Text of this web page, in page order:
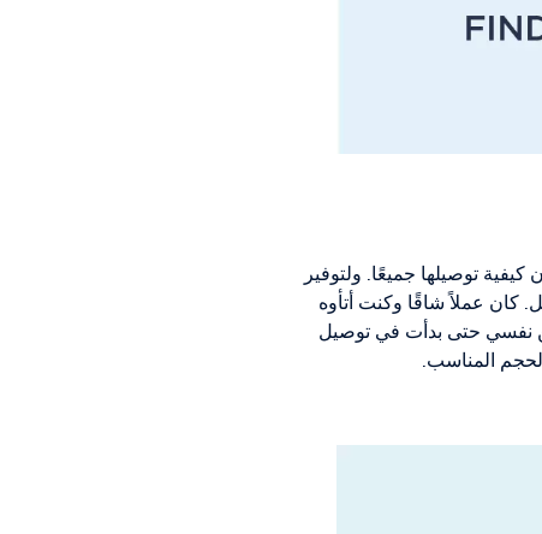
توصيلها جميعًا. ولتوفير
كان عملاً شاقًا وكنت أتأوه
نفسي حتى بدأت في توصيل
المناسب.